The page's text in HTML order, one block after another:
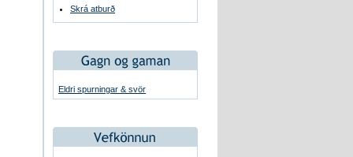
Skrá atburð
Eldri spurningar & svör